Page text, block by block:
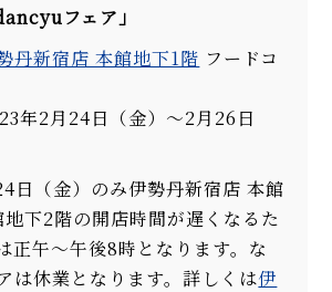
フェア」
丹新宿店 本館地下1階 フードコ
年2月24日（金）〜2月26日
日（金）のみ伊勢丹新宿店 本館
下2階の開店時間が遅くなるた
正午～午後8時となります。な
は休業となります。詳しくは伊